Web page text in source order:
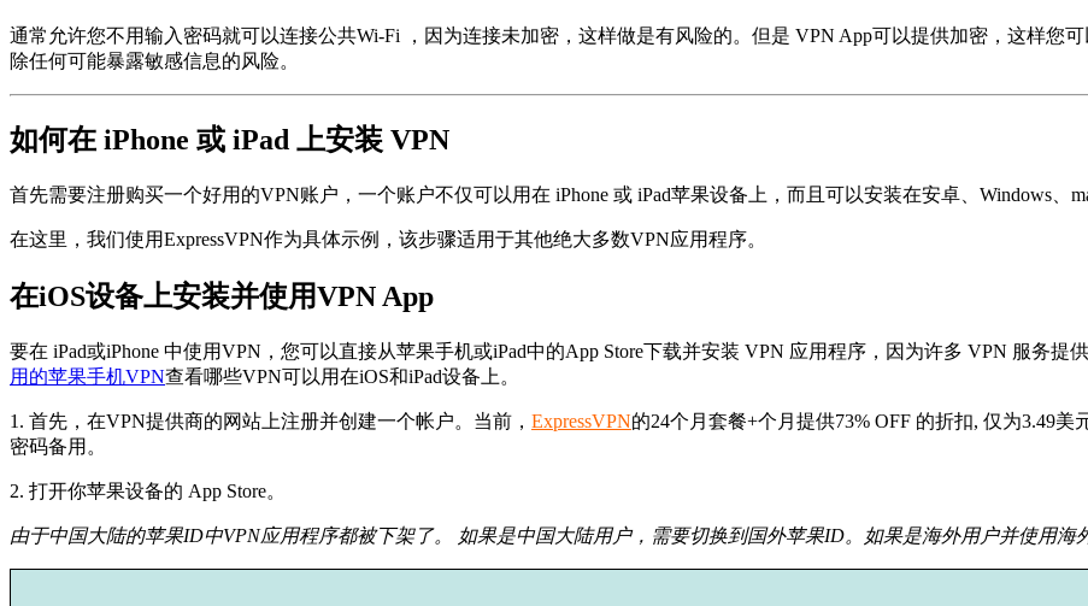
通常允许您不用输入密码就可以连接公共Wi-Fi ，因为连接未加密，这样做是有风险的。但是 VPN App可以提供加密，这样您
除任何可能暴露敏感信息的风险。
如何在 iPhone 或 iPad 上安装 VPN
首先需要注册购买一个好用的VPN账户，一个账户不仅可以用在 iPhone 或 iPad苹果设备上，而且可以安装在安卓、Windows、
在这里，我们使用ExpressVPN作为具体示例，该步骤适用于其他绝大多数VPN应用程序。
在iOS设备上安装并使用VPN App
要在 iPad或iPhone 中使用VPN，您可以直接从苹果手机或iPad中的App Store下载并安装 VPN 应用程序，因为许多 VPN 服务
用的苹果手机VPN查看哪些VPN可以用在iOS和iPad设备上。
1. 首先，在VPN提供商的网站上注册并创建一个帐户。当前， ExpressVPN的24个月套餐+个月提供73% OFF 的折扣, 仅为3.49
密码备用。
2. 打开你苹果设备的 App Store。
由于中国大陆的苹果ID中VPN应用程序都被下架了。 如果是中国大陆用户，需要切换到国外苹果ID。如果是海外用户并使用海